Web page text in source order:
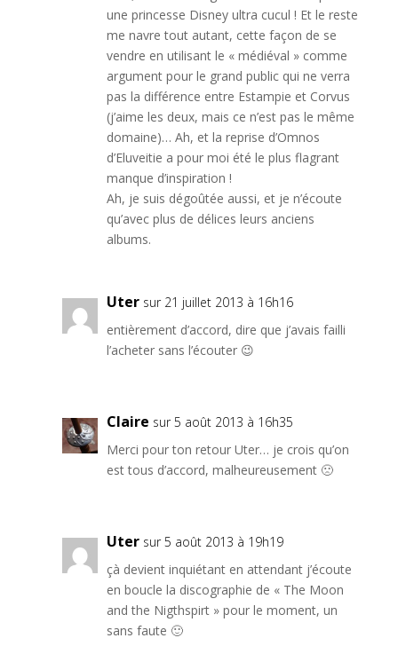
une princesse Disney ultra cucul ! Et le reste
me navre tout autant, cette façon de se
vendre en utilisant le « médiéval » comme
argument pour le grand public qui ne verra
pas la différence entre Estampie et Corvus
(j’aime les deux, mais ce n’est pas le même
domaine)… Ah, et la reprise d’Omnos
d’Eluveitie a pour moi été le plus flagrant
manque d’inspiration !
Ah, je suis dégoûtée aussi, et je n’écoute
qu’avec plus de délices leurs anciens
albums.
Uter sur 21 juillet 2013 à 16h16
entièrement d’accord, dire que j’avais failli
l’acheter sans l’écouter 😉
Claire sur 5 août 2013 à 16h35
Merci pour ton retour Uter… je crois qu’on
est tous d’accord, malheureusement 🙁
Uter sur 5 août 2013 à 19h19
çà devient inquiétant en attendant j’écoute
en boucle la discographie de « The Moon
and the Nigthspirt » pour le moment, un
sans faute 🙂